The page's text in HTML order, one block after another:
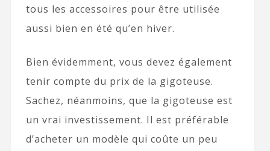
tous les accessoires pour être utilisée
aussi bien en été qu’en hiver.
Bien évidemment, vous devez également
tenir compte du prix de la gigoteuse.
Sachez, néanmoins, que la gigoteuse est
un vrai investissement. Il est préférable
d’acheter un modèle qui coûte un peu